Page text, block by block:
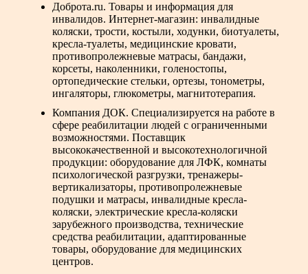
Доброта.ru. Товары и информация для
инвалидов. Интернет-магазин: инвалидные
коляски, трости, костыли, ходунки, биотуалеты,
кресла-туалеты, медицинские кровати,
противопролежневые матрасы, бандажи,
корсеты, наколенники, голеностопы,
ортопедические стельки, ортезы, тонометры,
ингаляторы, глюкометры, магнитотерапия.
Компания ДОК. Специализируется на работе в
сфере реабилитации людей с ограниченными
возможностями. Поставщик
высококачественной и высокотехнологичной
продукции: оборудование для ЛФК, комнаты
психологической разгрузки, тренажеры-
вертикализаторы, противопролежневые
подушки и матрасы, инвалидные кресла-
коляски, электрические кресла-коляски
зарубежного производства, технические
средства реабилитации, адаптированные
товары, оборудование для медицинских
центров.